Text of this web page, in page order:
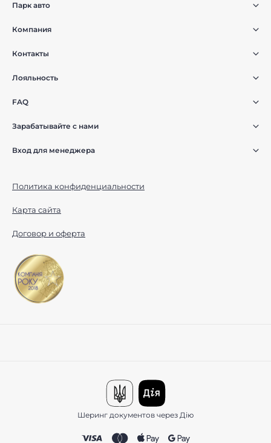
Парк авто
Компания
Контакты
Лояльность
FAQ
Зарабатывайте с нами
Вход для менеджера
Политика конфиденциальности
Карта сайта
Договор и оферта
Шеринг документов через Дію